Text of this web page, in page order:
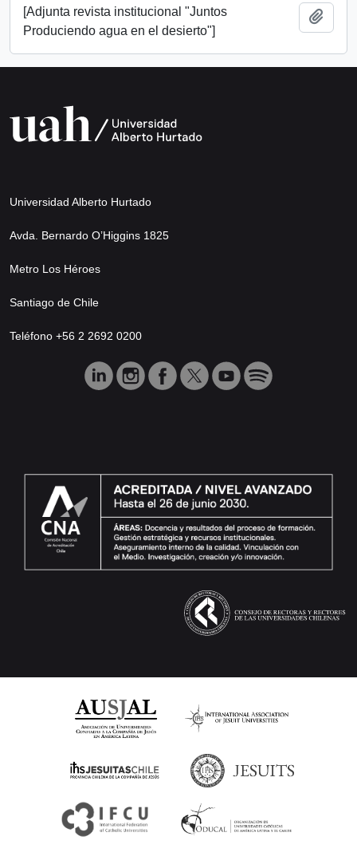
[Adjunta revista institucional "Juntos
Produciendo agua en el desierto"]
Universidad Alberto Hurtado
Avda. Bernardo O’Higgins 1825
Metro Los Héroes
Santiago de Chile
Teléfono +56 2 2692 0200